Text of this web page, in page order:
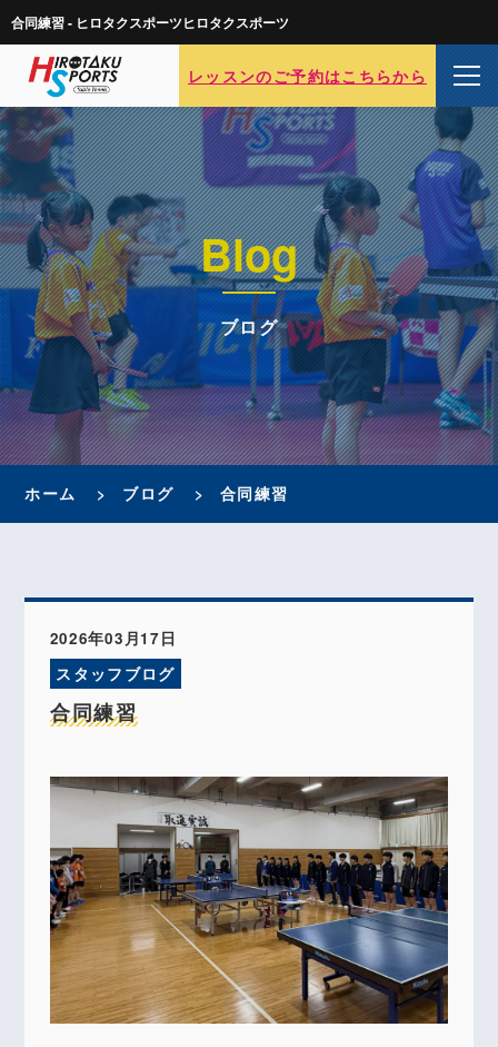
合同練習 - ヒロタクスポーツヒロタクスポーツ
レッスンのご予約はこちらから
Blog
ブログ
ホーム ブログ 合同練習
2026年03月17日
スタッフブログ
合同練習